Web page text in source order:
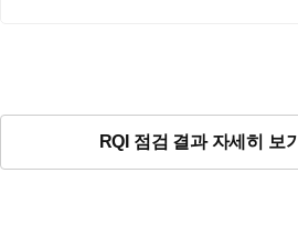
RQI 점검 결과 자세히 보기